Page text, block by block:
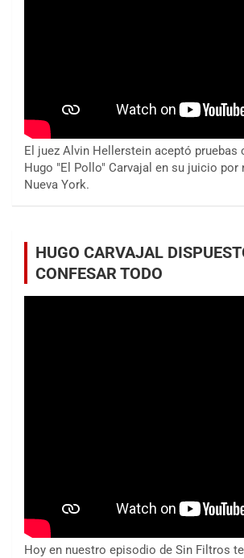
El juez Alvin Hellerstein aceptó pruebas
Hugo "El Pollo" Carvajal en su juicio por
Nueva York.
HUGO CARVAJAL
CONFESAR TODO
Hoy en nuestro episodio de Sin Filtros